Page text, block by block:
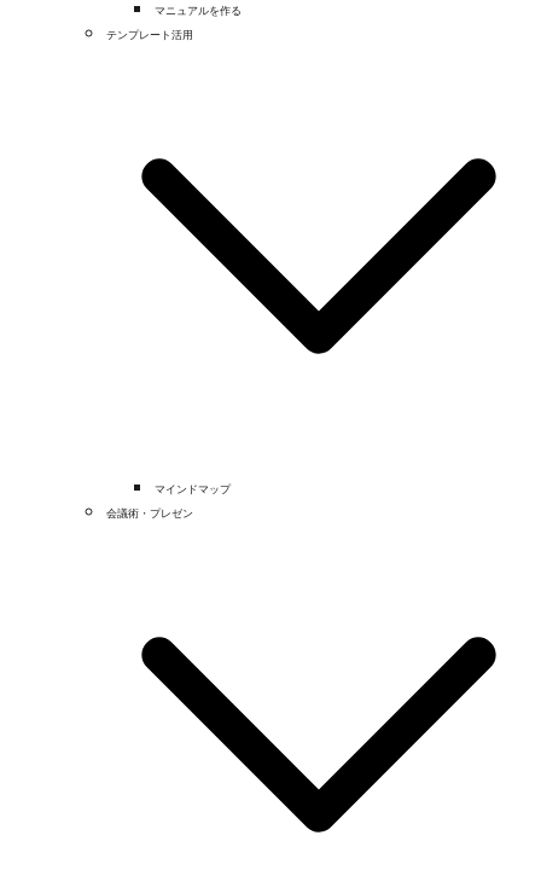
マニュアルを作る
テンプレート活用
マインドマップ
会議術・プレゼン